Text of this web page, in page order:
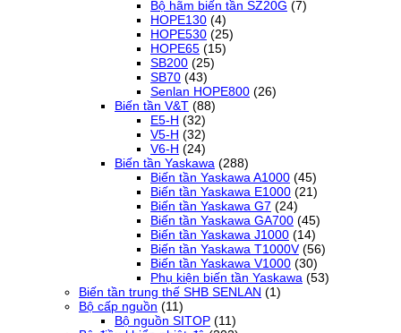
Bộ hãm biến tần SZ20G (7)
HOPE130 (4)
HOPE530 (25)
HOPE65 (15)
SB200 (25)
SB70 (43)
Senlan HOPE800 (26)
Biến tần V&T (88)
E5-H (32)
V5-H (32)
V6-H (24)
Biến tần Yaskawa (288)
Biến tần Yaskawa A1000 (45)
Biến tần Yaskawa E1000 (21)
Biến tần Yaskawa G7 (24)
Biến tần Yaskawa GA700 (45)
Biến tần Yaskawa J1000 (14)
Biến tần Yaskawa T1000V (56)
Biến tần Yaskawa V1000 (30)
Phụ kiện biến tần Yaskawa (53)
Biến tần trung thế SHB SENLAN (1)
Bộ cấp nguồn (11)
Bộ nguồn SITOP (11)